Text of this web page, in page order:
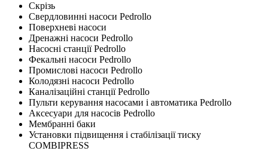
Скрізь
Свердловинні насоси Pedrollo
Поверхневі насоси
Дренажні насоси Pedrollo
Насосні станції Pedrollo
Фекальні насоси Pedrollo
Промислові насоси Pedrollo
Колодязні насоси Pedrollo
Каналізаційні станції Pedrollo
Пульти керування насосами і автоматика Pedrollo
Аксесуари для насосів Pedrollo
Мембранні баки
Установки підвищення і стабілізації тиску
COMBIPRESS